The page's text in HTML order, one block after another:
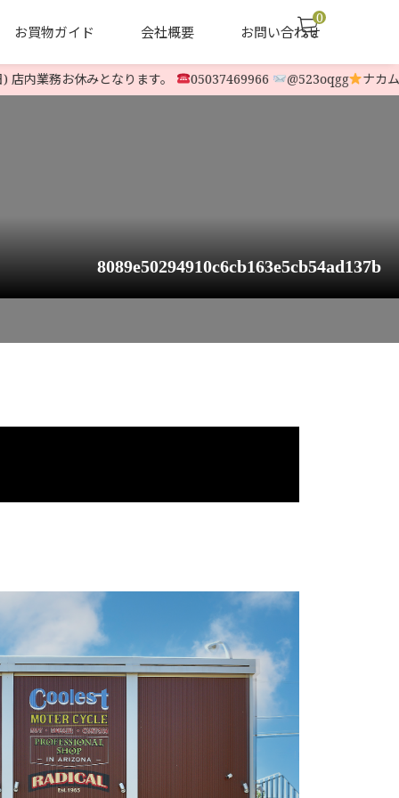
お買物ガイド 会社概要 お問い合わせ
ヤナセ他 中古除雪機
0
業務お休みとなります。 05037469966 @523oqgg ナカムラ
8089e50294910c6cb163e5cb54ad137b